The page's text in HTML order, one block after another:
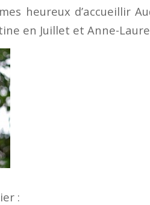
heureux d’accueillir
en Juillet et Anne-
: